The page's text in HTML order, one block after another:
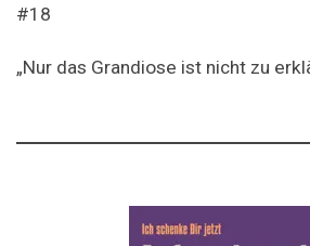
#18
„Nur das Grandiose ist nicht zu